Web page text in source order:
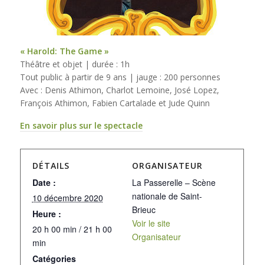
« Harold: The Game »
Théâtre et objet | durée : 1h
Tout public à partir de 9 ans | jauge : 200 personnes
Avec : Denis Athimon, Charlot Lemoine, José Lopez,
François Athimon, Fabien Cartalade et Jude Quinn
En savoir plus sur le spectacle
DÉTAILS
Date :
10 décembre 2020
Heure :
20 h 00 min / 21 h 00
min
Catégories
ORGANISATEUR
La Passerelle – Scène
nationale de Saint-
Brieuc
Voir le site
Organisateur